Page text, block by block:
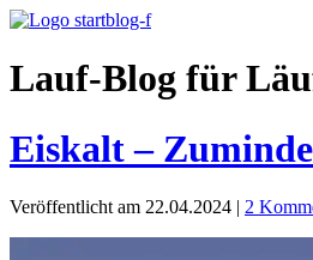
Lauf-Blog für
Eiskalt –
Veröffentlicht am 22.04.2024 | 2